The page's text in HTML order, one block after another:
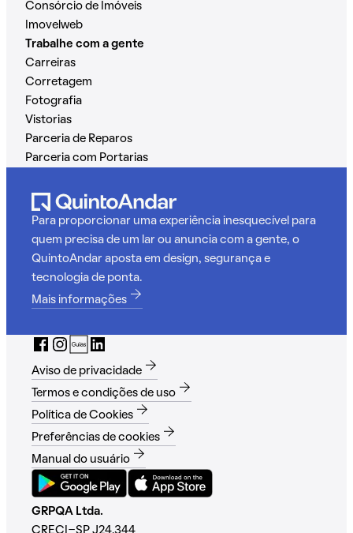
Consórcio de Imóveis
Imovelweb
Trabalhe com a gente
Carreiras
Corretagem
Fotografia
Vistorias
Parceria de Reparos
Parceria com Portarias
Para proporcionar uma experiência inesquecível para
quem precisa de um lar ou anuncia com a gente, o
QuintoAndar aposta em design, segurança e
tecnologia de ponta.
Mais informações
Aviso de privacidade
Termos e condições de uso
Política de Cookies
Preferências de cookies
Manual do usuário
GRPQA Ltda.